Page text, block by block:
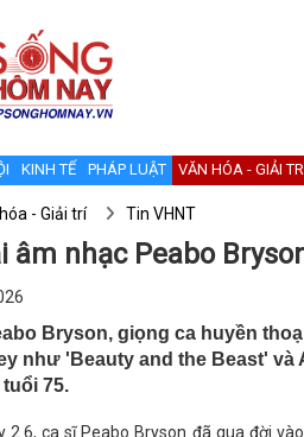
KINH TẾ PHÁP LUẬT VĂN HÓA - GIẢI
- Giải trí Tin VHNT
âm nhạc Peabo
Bryson, giọng ca huyền
như 'Beauty and the Beast' và
75.
2.6, ca sĩ Peabo Bryson đã qua đời